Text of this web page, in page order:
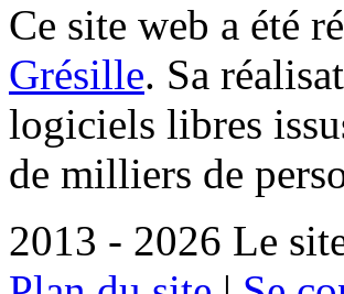
Ce site web a été
Grésille. Sa
logiciels libres
de milliers de
2013 - 2026 Le